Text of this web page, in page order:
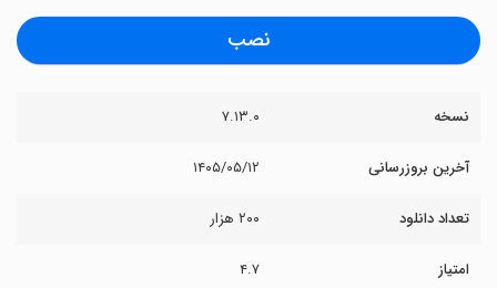
نصب
نسخه ۷.۱۳.۰
آخرین بروزرسانی ۱۴۰۵/۰۵/۱۲
تعداد دانلود ۲۰۰ هزار
امتیاز ۴.۷